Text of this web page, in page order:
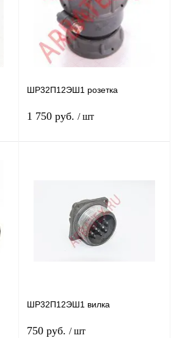
ШР32П12ЭШ1 розетка
1 750 руб./ шт
Купить в 1 клик Сравнение
В избранное Недоступно
ШР32П12ЭШ1 вилка
750 руб./ шт